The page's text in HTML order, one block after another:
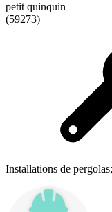
petit quinquin
(59273)
Installations de